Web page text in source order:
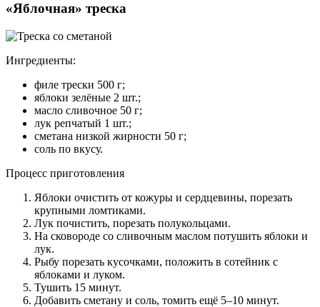
«Яблочная» треска
Ингредиенты:
филе трески 500 г;
яблоки зелёные 2 шт.;
масло сливочное 50 г;
лук репчатый 1 шт.;
сметана низкой жирности 50 г;
соль по вкусу.
Процесс приготовления
Яблоки очистить от кожуры и сердцевины, порезать
крупными ломтиками.
Лук почистить, порезать полукольцами.
На сковороде со сливочным маслом потушить яблоки и
лук.
Рыбу порезать кусочками, положить в сотейник с
яблоками и луком.
Тушить 15 минут.
Добавить сметану и соль, томить ещё 5–10 минут.